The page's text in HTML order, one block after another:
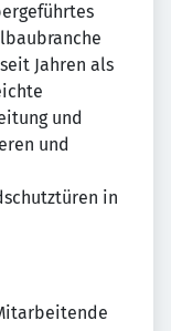
Jahren als
und
und
in